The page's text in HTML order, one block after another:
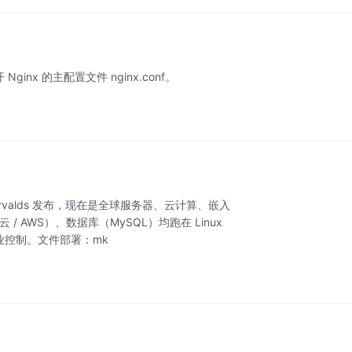
的主配置文件 nginx.conf。
发布，现在是全球服务器、云计算、嵌入
/ AWS）、数据库（MySQL）均跑在 Linux
制。文件部署：mk